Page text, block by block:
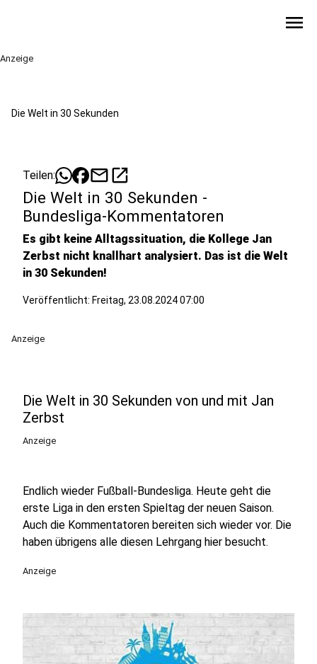
menu
Anzeige
Die Welt in 30 Sekunden
Teilen: mailopen_in_new
Die Welt in 30 Sekunden -
Bundesliga-Kommentatoren
Es gibt keine Alltagssituation, die Kollege Jan
Zerbst nicht knallhart analysiert. Das ist die Welt
in 30 Sekunden!
Veröffentlicht: Freitag, 23.08.2024 07:00
Anzeige
Die Welt in 30 Sekunden von und mit Jan
Zerbst
Anzeige
Endlich wieder Fußball-Bundesliga. Heute geht die
erste Liga in den ersten Spieltag der neuen Saison.
Auch die Kommentatoren bereiten sich wieder vor. Die
haben übrigens alle diesen Lehrgang hier besucht.
Anzeige